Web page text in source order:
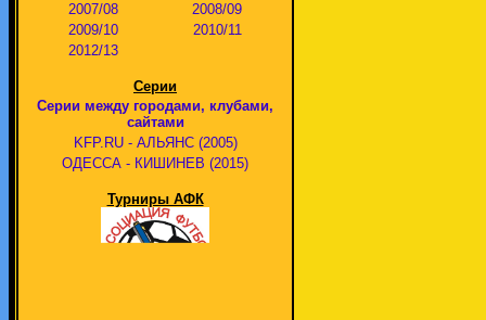
2007/08
2008/09
2009/10
2010/11
2012/13
Серии
Серии между городами, клубами,
сайтами
KFP.RU - АЛЬЯНС (2005)
ОДЕССА - КИШИНЕВ (2015)
Турниры АФК